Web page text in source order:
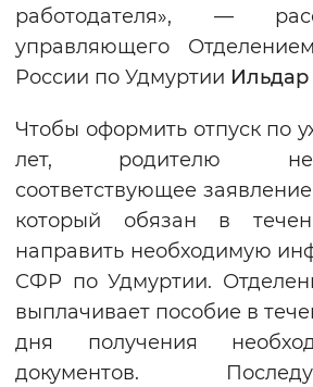
работодателя», —
управляющего
России по Удмуртии
Чтобы оформить отпуск по
лет, родителю
соответствующее
который обязан в
направить необходимую
СФР по Удмуртии.
выплачивает пособие в
дня получения
документов.